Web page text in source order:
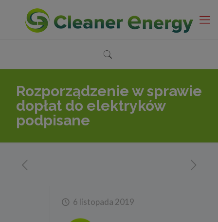
Rozporządzenie w sprawie
dopłat do elektryków
podpisane
6 listopada 2019